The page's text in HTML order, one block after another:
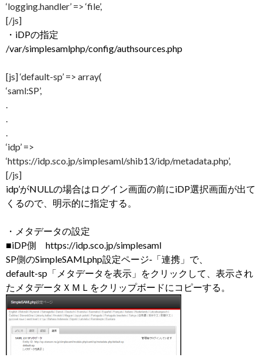
‘logging.handler’ => ‘file’,
[/js]
・iDPの指定
/var/simplesamlphp/config/authsources.php
[js] ‘default-sp’ => array(
‘saml:SP’,
.
.
.
‘idp’ =>
‘https://idp.sco.jp/simplesaml/shib13/idp/metadata.php’,
[/js]
idp’がNULLの場合はログイン画面の前にiDP選択画面が出て
くるので、明示的に指定する。
・メタデータの設定
■iDP側 https://idp.sco.jp/simplesaml
SP側のSimpleSAMLphp設定ページ‐「連携」で、
default-sp「メタデータを表示」をクリックして、表示され
たメタデータＸＭＬをクリップボードにコピーする。